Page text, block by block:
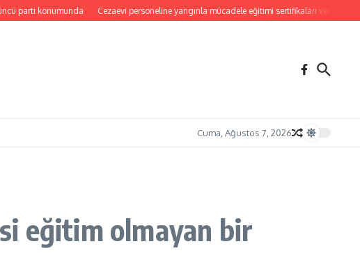
konumunda Cezaevi personeline yangınla mücadele eğitimi sertifikaları verildi
Cuma, Ağustos 7, 2026
eğitim olmayan bir